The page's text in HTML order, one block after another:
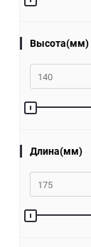
Высота(мм)
Длина(мм)